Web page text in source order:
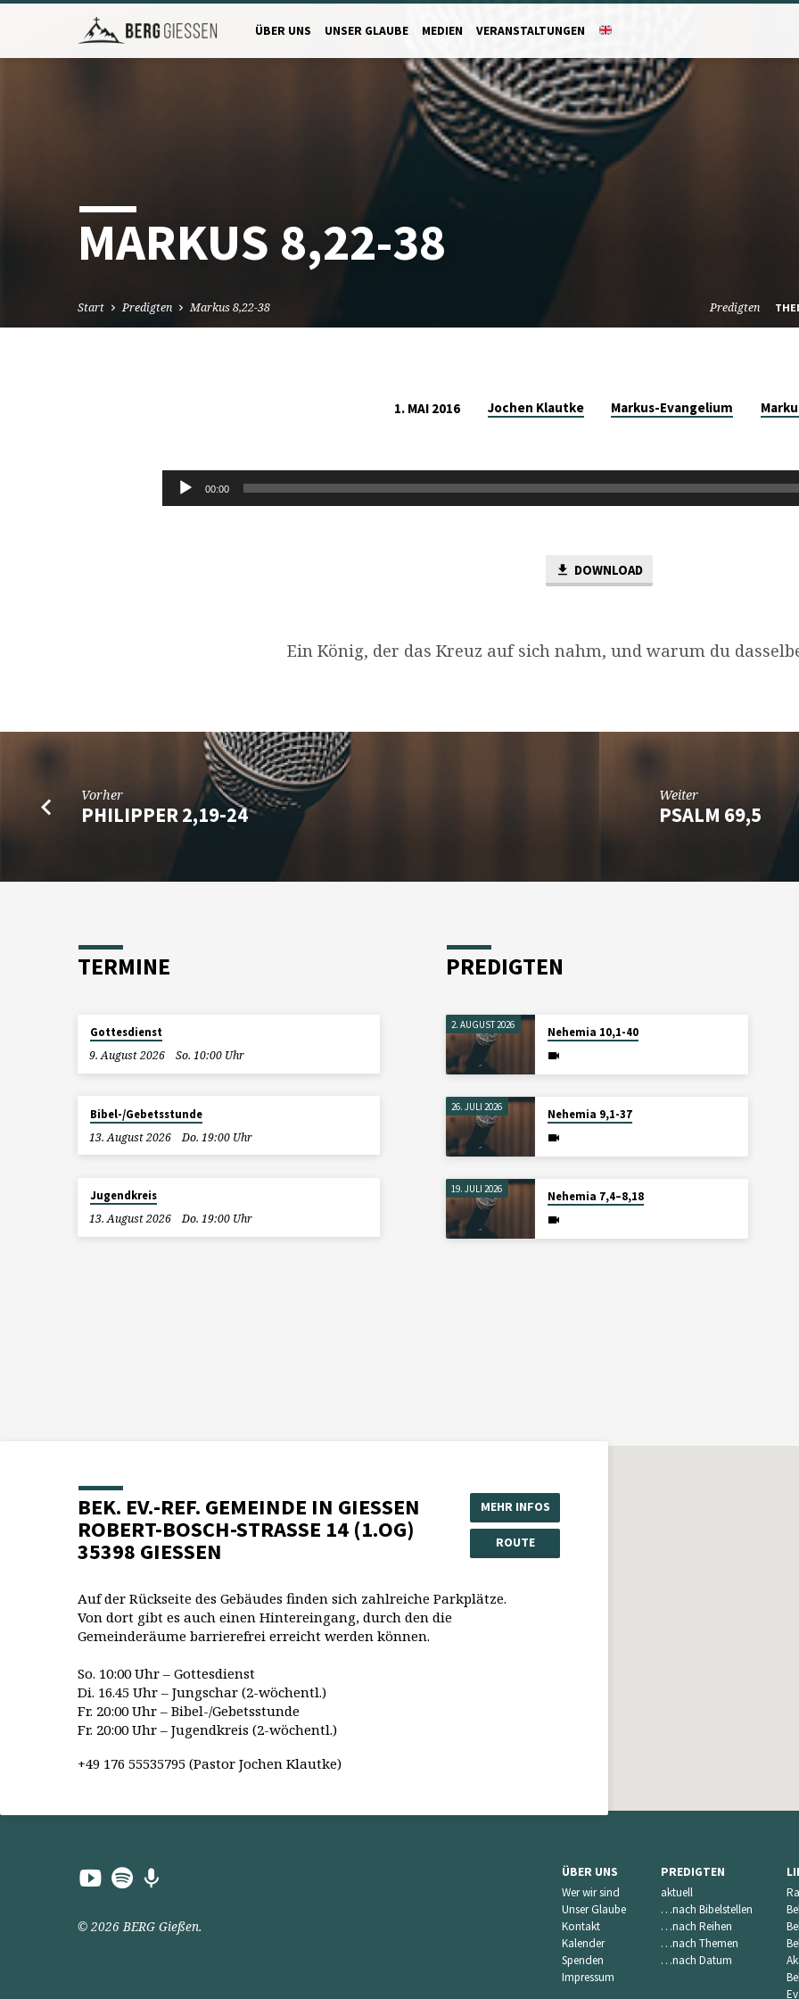
ÜBER UNS UNSER GLAUBE MEDIEN VERANSTALTUNGEN
MARKUS 8,22-38
Start Predigten Markus 8,22-38 Predigten
8,22-
1. MAI 2016 Jochen Klautke Markus-Evangelium
Audio-
Player
00:00
DOWNLOAD
Ein König, der das Kreuz auf sich nahm, und warum du
Vorher
PHILIPPER 2,19-24
Weiter
PSALM 69,5
TERMINE
Gottesdienst
9. August 2026
So. 10:00 Uhr
Bibel-/Gebetsstunde
13. August 2026
Do. 19:00 Uhr
Jugendkreis
13. August 2026
Do. 19:00 Uhr
PREDIGTEN
2. AUGUST 2026
Nehemia 10,1-40
26. JULI 2026
Nehemia 9,1-37
19. JULI 2026
Nehemia 7,4–8,18
BEK. EV.-REF. GEMEINDE IN GIESSEN
ROBERT-BOSCH-STRASSE 14 (1.OG)
35398 GIESSEN
MEHR INFOS
ROUTE
Auf der Rückseite des Gebäudes finden sich zahlreiche Parkplätze.
Von dort gibt es auch einen Hintereingang, durch den die
Gemeinderäume barrierefrei erreicht werden können.
So. 10:00 Uhr – Gottesdienst
Di. 16.45 Uhr – Jungschar (2-wöchentl.)
Fr. 20:00 Uhr – Bibel-/Gebetsstunde
Fr. 20:00 Uhr – Jugendkreis (2-wöchentl.)
+49 176 55535795 (Pastor Jochen Klautke)
© 2026 BERG Gießen.
ÜBER UNS
Wer wir sind
Unser Glaube
Kontakt
Kalender
Spenden
Impressum
PREDIGTEN
aktuell
…nach Bibelstellen
…nach Reihen
…nach Themen
…nach Datum